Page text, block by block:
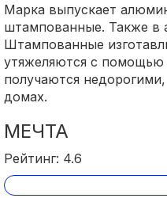
Марка выпускает
штампованные. Также в
Штампованные
утяжеляются с помощью
получаются
домах.
МЕЧТА
Рейтинг: 4.6